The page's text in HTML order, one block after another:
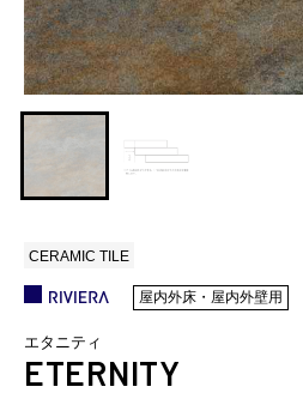
CERAMIC TILE
屋内外床・屋内外壁用
エタニティ
ETERNITY